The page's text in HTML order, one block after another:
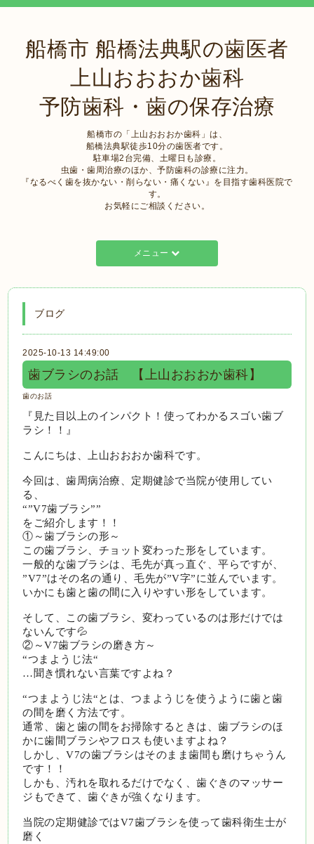
船橋市 船橋法典駅の歯医者
上山おおおか歯科
予防歯科・歯の保存治療
船橋市の「上山おおおか歯科」は、
船橋法典駅徒歩10分の歯医者です。
駐車場2台完備、土曜日も診療。
虫歯・歯周治療のほか、予防歯科の診療に注力。
『なるべく歯を抜かない・削らない・痛くない』を目指す歯科医院で
す。
お気軽にご相談ください。
メニュー
ブログ
2025-10-13 14:49:00
歯ブラシのお話 【上山おおおか歯科】
歯のお話
『見た目以上のインパクト！使ってわかるスゴい歯ブ
ラシ！！』
こんにちは、上山おおおか歯科です。
今回は、歯周病治療、定期健診で当院が使用してい
る、
“”V7歯ブラシ””
をご紹介します！！
①～歯ブラシの形～
この歯ブラシ、チョット変わった形をしています。
一般的な歯ブラシは、毛先が真っ直ぐ、平らですが、
”V7”はその名の通り、毛先が”V字”に並んでいます。
いかにも歯と歯の間に入りやすい形をしています。
そして、この歯ブラシ、変わっているのは形だけでは
ないんです💦
②～V7歯ブラシの磨き方～
“つまようじ法“
…聞き慣れない言葉ですよね？
“つまようじ法“とは、つまようじを使うように歯と歯
の間を磨く方法です。
通常、歯と歯の間をお掃除するときは、歯ブラシのほ
かに歯間ブラシやフロスも使いますよね？
しかし、V7の歯ブラシはそのまま歯間も磨けちゃうん
です！！
しかも、汚れを取れるだけでなく、歯ぐきのマッサー
ジもできて、歯ぐきが強くなります。
当院の定期健診ではV7歯ブラシを使って歯科衛生士が
磨く